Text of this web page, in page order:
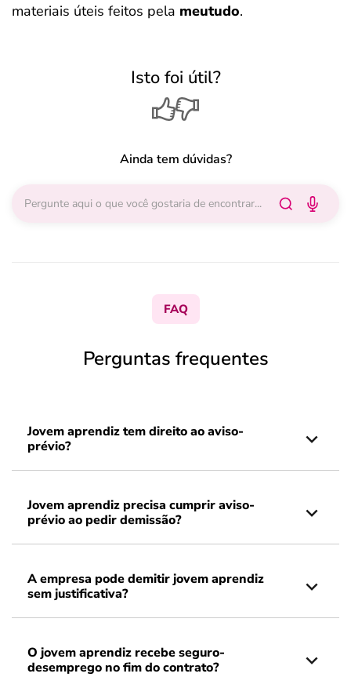
materiais úteis feitos pela meutudo.
Isto foi útil?
Ainda tem dúvidas?
FAQ
Perguntas frequentes
Jovem aprendiz tem direito ao aviso-
prévio?
Jovem aprendiz precisa cumprir aviso-
prévio ao pedir demissão?
A empresa pode demitir jovem aprendiz
sem justificativa?
O jovem aprendiz recebe seguro-
desemprego no fim do contrato?